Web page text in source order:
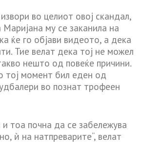
во целиот овој скандал,
му се заканила на
ќе го објави видеото, а дека
Тие велат дека тој не можел
нешто од повеќе причини.
тој момент бил еден од
во познат трофеен
тоа почна да се забележува
ѝ на натпреварите“, велат